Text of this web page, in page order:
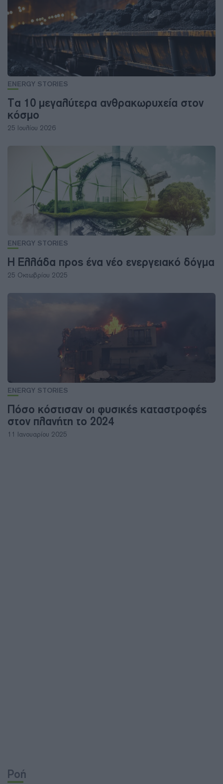
ENERGY STORIES
Τα 10 μεγαλύτερα ανθρακωρυχεία στον
κόσμο
25 Ιουλίου 2026
ENERGY STORIES
Η Ελλάδα προς ένα νέο ενεργειακό δόγμα
25 Οκτωβρίου 2025
ENERGY STORIES
Πόσο κόστισαν οι φυσικές καταστροφές
στον πλανήτη το 2024
11 Ιανουαρίου 2025
Ροή